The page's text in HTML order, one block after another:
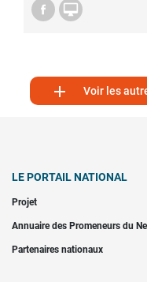

 Voir les
LE PORTAIL NATIONAL
Projet
Annuaire des Promeneurs du
Partenaires nationaux